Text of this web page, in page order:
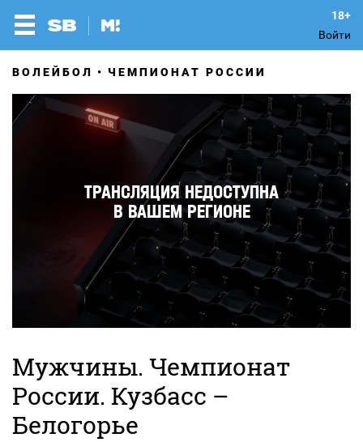
Войти
ВОЛЕЙБОЛ ЧЕМПИОНАТ РОССИИ
Мужчины. Чемпионат
России. Кузбасс –
Белогорье